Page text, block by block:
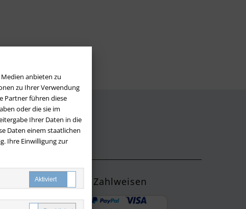
anbieten zu
zu Ihrer Verwendung
Partner führen diese
oder die sie im
Ihrer Daten in die
Daten einem staatlichen
Ihre Einwilligung zur
LOS
Zahlweisen